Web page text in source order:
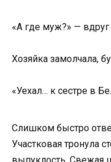
«А где муж?» — вдруг
Хозяйка замолчала,
«Уехал… к сестре в
Слишком быстро
Участковая тронула